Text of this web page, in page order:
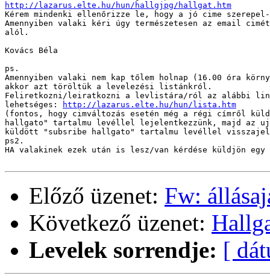
http://lazarus.elte.hu/hun/hallgjpg/hallgat.htm
Kérem mindenki ellenőrizze le, hogy a jó cime
Amennyiben valaki kéri úgy természetesen az email
alól.
Kovács Béla
ps.
Amennyiben valaki nem kap tőlem holnap (16.00 óra
akkor azt töröltük a levelezési listánkról.
Feliretkozni/leiratkozni a levlistára/ról az alábbi
lehetséges:
http://lazarus.elte.hu/hun/lista.htm
(fontos, hogy cimváltozás esetén még a régi címről
hallgato" tartalmu levéllel lejelentkezzünk, majd az
küldött "subsribe hallgato" tartalmu levéllel
ps2.
HA valakinek ezek után is lesz/van kérdése küldjön egy
Előző üzenet: Fw:
Következő üzenet:
Levelek sorrendje: [